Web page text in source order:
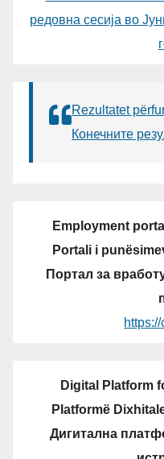
редовна сесија во
Rezultatet
Конечните
Employment
Portali i
Портал за
Digital Platform
Platformë
Дигитална